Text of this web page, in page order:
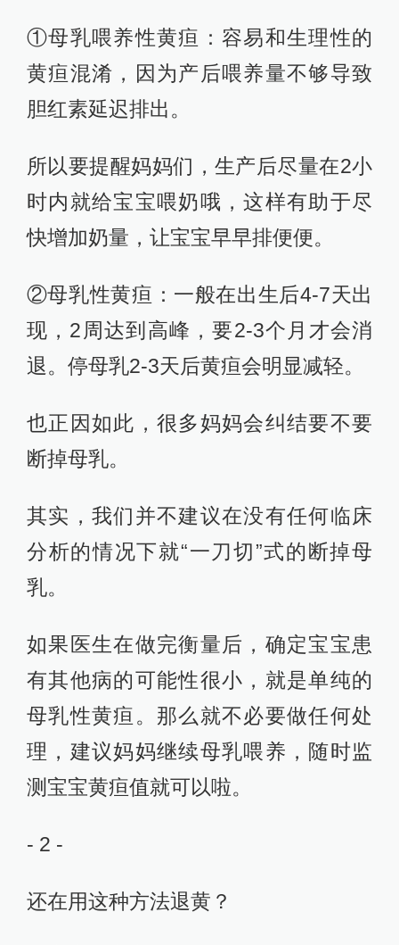
①母乳喂养性黄疸：容易和生理性的
黄疸混淆，因为产后喂养量不够导致
胆红素延迟排出。
所以要提醒妈妈们，生产后尽量在2小
时内就给宝宝喂奶哦，这样有助于尽
快增加奶量，让宝宝早早排便便。
②母乳性黄疸：一般在出生后4-7天出
现，2周达到高峰，要2-3个月才会消
退。停母乳2-3天后黄疸会明显减轻。
也正因如此，很多妈妈会纠结要不要
断掉母乳。
其实，我们并不建议在没有任何临床
分析的情况下就“一刀切”式的断掉母
乳。
如果医生在做完衡量后，确定宝宝患
有其他病的可能性很小，就是单纯的
母乳性黄疸。那么就不必要做任何处
理，建议妈妈继续母乳喂养，随时监
测宝宝黄疸值就可以啦。
- 2 -
还在用这种方法退黄？